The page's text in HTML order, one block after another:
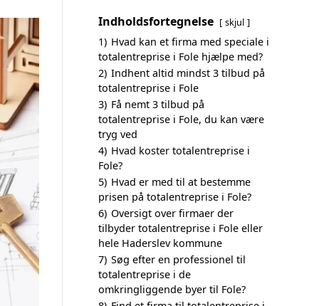
Indholdsfortegnelse skjul
1) Hvad kan et firma med speciale i
totalentreprise i Fole hjælpe med?
2) Indhent altid mindst 3 tilbud på
totalentreprise i Fole
3) Få nemt 3 tilbud på
totalentreprise i Fole, du kan være
tryg ved
4) Hvad koster totalentreprise i
Fole?
5) Hvad er med til at bestemme
prisen på totalentreprise i Fole?
6) Oversigt over firmaer der
tilbyder totalentreprise i Fole eller
hele Haderslev kommune
7) Søg efter en professionel til
totalentreprise i de
omkringliggende byer til Fole?